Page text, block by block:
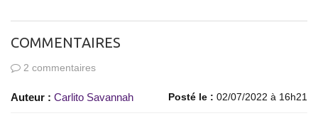
COMMENTAIRES
2 commentaires
Auteur : Carlito Savannah Posté le : 02/07/2022 à 16h21